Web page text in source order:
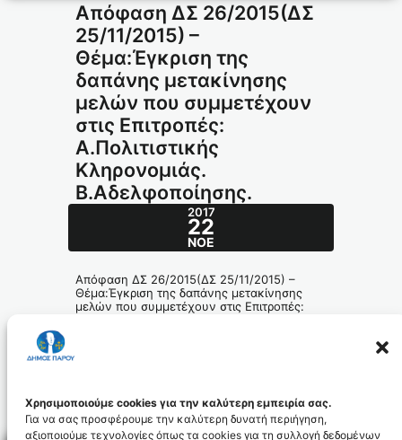
Χρησιμοποιούμε cookies για την καλύτερη εμπειρία σας.
Για να σας προσφέρουμε την καλύτερη δυνατή περιήγηση,
αξιοποιούμε τεχνολογίες όπως τα cookies για τη συλλογή δεδομένων
Απόφαση ΔΣ 26/2015(ΔΣ
25/11/2015) –
Θέμα:Έγκριση της
δαπάνης μετακίνησης
μελών που συμμετέχουν
στις Επιτροπές:
A.Πολιτιστικής
Κληρονομιάς.
Β.Αδελφοποίησης.
2017
22
ΝΟΈ
Απόφαση ΔΣ 26/2015(ΔΣ 25/11/2015) –
Θέμα:Έγκριση της δαπάνης μετακίνησης
μελών που συμμετέχουν στις Επιτροπές:
360.2015_id4427